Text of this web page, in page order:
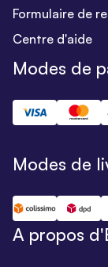
Formulaire de
Centre d'aide
Modes de
Modes de
A propos